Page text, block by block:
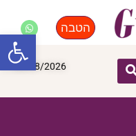
הטבה
08/08/2026
פתח